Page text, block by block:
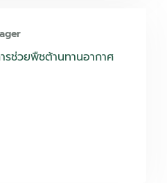
รช่วยพืชต้านทานอากาศ